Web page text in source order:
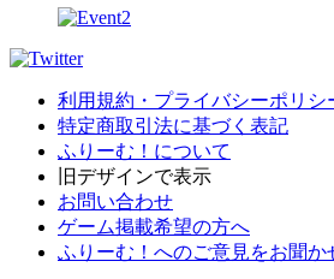
利用規約・プライバシーポリシ
特定商取引法に基づく表記
ふりーむ！について
旧デザインで表示
お問い合わせ
ゲーム掲載希望の方へ
ふりーむ！へのご意見をお聞か